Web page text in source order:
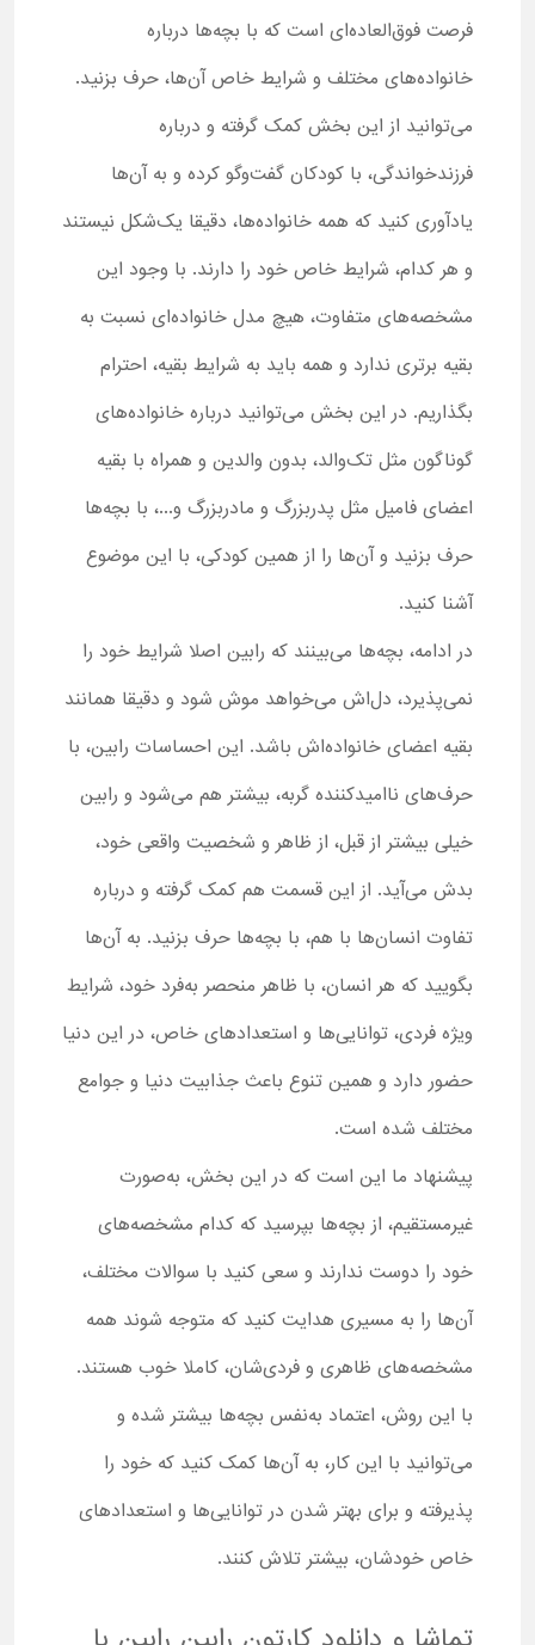
فرصت فوق‌العاده‌ای است که با بچه‌ها درباره
خانواده‌های مختلف و شرایط خاص آن‌ها، حرف بزنید.
می‌توانید از این بخش کمک گرفته و درباره
فرزندخواندگی، با کودکان گفت‌وگو کرده و به آن‌ها
یادآوری کنید که همه خانواده‌ها، دقیقا یک‌شکل نیستند
و هر کدام، شرایط خاص خود را دارند. با وجود این
مشخصه‌های متفاوت، هیچ مدل خانواده‌ای نسبت به
بقیه برتری ندارد و همه باید به شرایط بقیه، احترام
بگذاریم. در این بخش می‌توانید درباره خانواده‌های
گوناگون مثل تک‌والد، بدون والدین و همراه با بقیه
اعضای فامیل مثل پدربزرگ و مادربزرگ و...، با بچه‌ها
حرف بزنید و آن‌ها را از همین کودکی، با این موضوع
آشنا کنید.
در ادامه، بچه‌ها می‌بینند که رابین اصلا شرایط خود را
نمی‌پذیرد، دل‌اش می‌خواهد موش شود و دقیقا همانند
بقیه اعضای خانواده‌اش باشد. این احساسات رابین، با
حرف‌های ناامیدکننده گربه، بیشتر هم می‌شود و رابین
خیلی بیشتر از قبل، از ظاهر و شخصیت واقعی خود،
بدش می‌آید. از این قسمت هم کمک گرفته و درباره
تفاوت انسان‌ها با هم، با بچه‌ها حرف بزنید. به آن‌ها
بگویید که هر انسان، با ظاهر منحصر به‌فرد خود، شرایط
ویژه‌ فردی، توانایی‌ها و استعدادهای خاص، در این دنیا
حضور دارد و همین تنوع باعث جذابیت دنیا و جوامع
مختلف شده است.
پیشنهاد ما این است که در این بخش، به‌صورت
غیرمستقیم، از بچه‌ها بپرسید که کدام مشخصه‌های
خود را دوست ندارند و سعی کنید با سوالات مختلف،
آن‌ها را به مسیری هدایت کنید که متوجه شوند همه
مشخصه‌های ظاهری و فردی‌شان، کاملا خوب هستند.
با این روش، اعتماد به‌نفس بچه‌ها بیشتر شده و
می‌توانید با این کار، به آن‌ها کمک کنید که خود را
پذیرفته و برای بهتر شدن در توانایی‌ها و استعدادهای
خاص خودشان، بیشتر تلاش کنند.